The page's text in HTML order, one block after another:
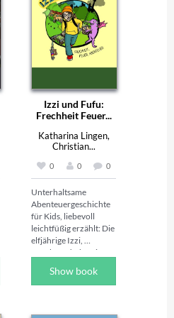
Izzi und Fufu:
Frechheit Feuer...
Katharina Lingen,
Christian...
0 0 0
Unterhaltsame
Abenteuergeschichte
für Kids, liebevoll
leichtfüßig erzählt: Die
elfjährige Izzi,
Longboardfahrerin,
Detektivin, findet eines
Tages ein magisches
Haustür. Heraus
Show book